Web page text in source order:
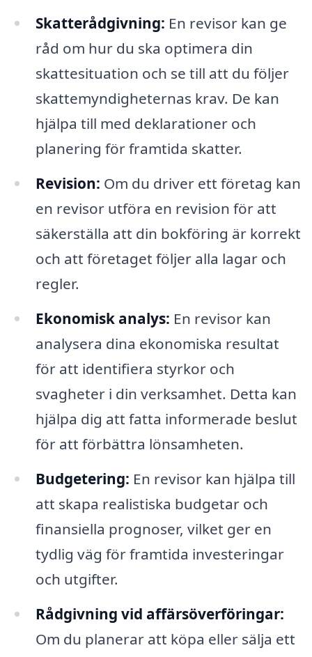
Skatterådgivning: En revisor kan ge
råd om hur du ska optimera din
skattesituation och se till att du följer
skattemyndigheternas krav. De kan
hjälpa till med deklarationer och
planering för framtida skatter.
Revision: Om du driver ett företag kan
en revisor utföra en revision för att
säkerställa att din bokföring är korrekt
och att företaget följer alla lagar och
regler.
Ekonomisk analys: En revisor kan
analysera dina ekonomiska resultat
för att identifiera styrkor och
svagheter i din verksamhet. Detta kan
hjälpa dig att fatta informerade beslut
för att förbättra lönsamheten.
Budgetering: En revisor kan hjälpa till
att skapa realistiska budgetar och
finansiella prognoser, vilket ger en
tydlig väg för framtida investeringar
och utgifter.
Rådgivning vid affärsöverföringar:
Om du planerar att köpa eller sälja ett